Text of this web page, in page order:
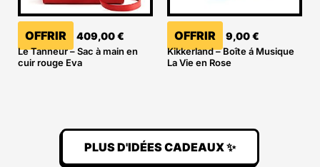
OFFRIR 409,00€
Le Tanneur – Sac à main en
cuir rouge Eva
OFFRIR 9,00€
Kikkerland – Boîte á Musique
La Vie en Rose
PLUS D'IDÉES CADEAUX ✨